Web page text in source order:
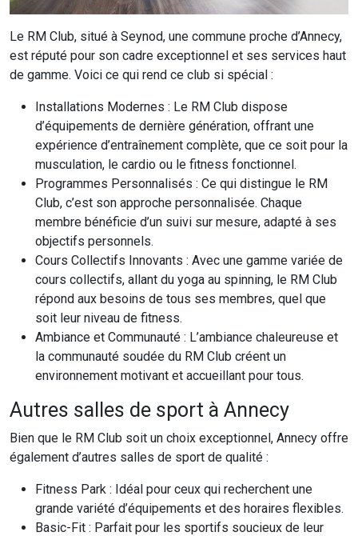
Le RM Club, situé à Seynod, une commune proche d’Annecy,
est réputé pour son cadre exceptionnel et ses services haut
de gamme. Voici ce qui rend ce club si spécial :
Installations Modernes : Le RM Club dispose
d’équipements de dernière génération, offrant une
expérience d’entraînement complète, que ce soit pour la
musculation, le cardio ou le fitness fonctionnel.
Programmes Personnalisés : Ce qui distingue le RM
Club, c’est son approche personnalisée. Chaque
membre bénéficie d’un suivi sur mesure, adapté à ses
objectifs personnels.
Cours Collectifs Innovants : Avec une gamme variée de
cours collectifs, allant du yoga au spinning, le RM Club
répond aux besoins de tous ses membres, quel que
soit leur niveau de fitness.
Ambiance et Communauté : L’ambiance chaleureuse et
la communauté soudée du RM Club créent un
environnement motivant et accueillant pour tous.
Autres salles de sport à Annecy
Bien que le RM Club soit un choix exceptionnel, Annecy offre
également d’autres salles de sport de qualité :
Fitness Park : Idéal pour ceux qui recherchent une
grande variété d’équipements et des horaires flexibles.
Basic-Fit : Parfait pour les sportifs soucieux de leur